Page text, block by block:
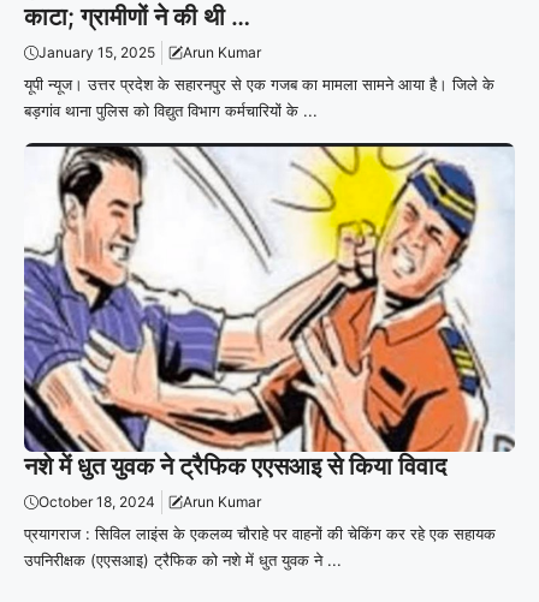
काटा; ग्रामीणों ने की थी …
January 15, 2025 Arun Kumar
यूपी न्यूज। उत्तर प्रदेश के सहारनपुर से एक गजब का मामला सामने आया है। जिले के
बड़गांव थाना पुलिस को विद्युत विभाग कर्मचारियों के ...
नशे में धुत युवक ने ट्रैफिक एएसआइ से किया विवाद
October 18, 2024 Arun Kumar
प्रयागराज : सिविल लाइंस के एकलव्य चौराहे पर वाहनों की चेकिंग कर रहे एक सहायक
उपनिरीक्षक (एएसआइ) ट्रैफिक को नशे में धुत युवक ने ...